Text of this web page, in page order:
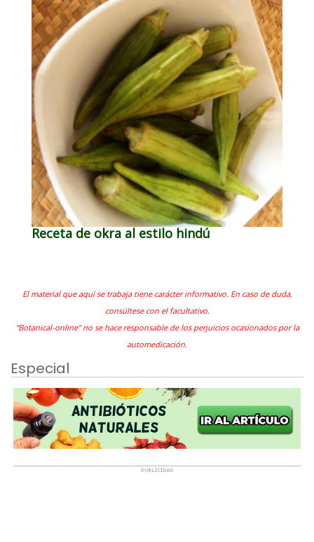
Receta de okra al estilo hindú
El material que aquí se trabaja tiene carácter informativo. En caso de duda,
consúltese con el facultativo.
"Botanical-online" no se hace responsable de los perjuicios ocasionados por la
automedicación.
Especial